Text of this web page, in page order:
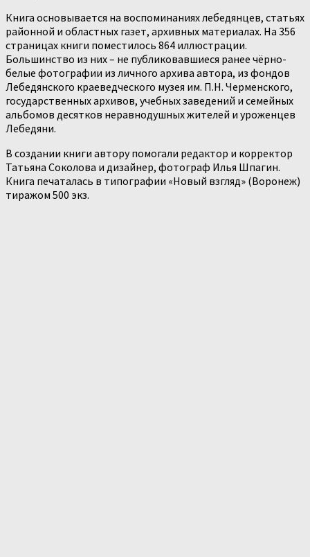
Книга основывается на воспоминаниях лебедянцев, статьях
районной и областных газет, архивных материалах. На 356
страницах книги поместилось 864 иллюстрации.
Большинство из них – не публиковавшиеся ранее чёрно-
белые фотографии из личного архива автора, из фондов
Лебедянского краеведческого музея им. П.Н. Черменского,
государственных архивов, учебных заведений и семейных
альбомов десятков неравнодушных жителей и уроженцев
Лебедяни.
В создании книги автору помогали редактор и корректор
Татьяна Соколова и дизайнер, фотограф Илья Шпагин.
Книга печаталась в типографии «Новый взгляд» (Воронеж)
тиражом 500 экз.